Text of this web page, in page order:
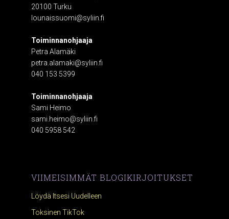
20100 Turku
lounaissuomi@syliin.fi
Toiminnanohjaaja
Petra Alamäki
petra.alamaki@syliin.fi
040 153 5399
Toiminnanohjaaja
Sami Heimo
sami.heimo@syliin.fi
040 5958 542
VIIMEISIMMÄT BLOGIKIRJOITUKSET
Löydä Itsesi Uudelleen
Toksinen TikTok